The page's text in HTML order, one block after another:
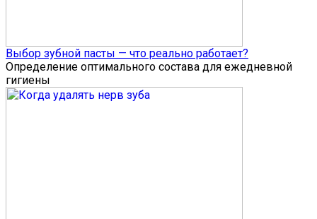
Выбор зубной пасты — что реально работает?
Определение оптимального состава для ежедневной
гигиены